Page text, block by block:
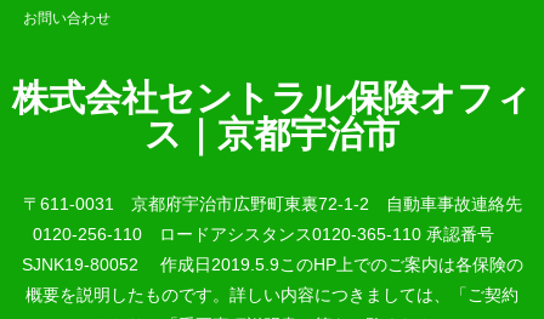
お問い合わせ
株式会社セントラル保険オフィ
ス｜京都宇治市
〒611-0031 京都府宇治市広野町東裏72-1-2 自動車事故連絡先
0120-256-110 ロードアシスタンス0120-365-110 承認番号
SJNK19-80052 作成日2019.5.9このHP上でのご案内は各保険の
概要を説明したものです。詳しい内容につきましては、「ご契約